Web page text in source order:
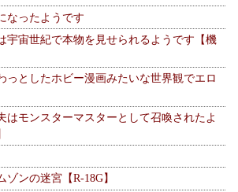
なったようです
宇宙世紀で本物を見せられるようです【機
っとしたホビー漫画みたいな世界観でエロ
はモンスターマスターとして召喚されたよ
ンの迷宮【R-18G】